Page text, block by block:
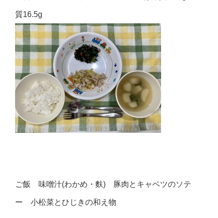
質16.5g
ご飯 味噌汁(わかめ・麩) 豚肉とキャベツのソテ
ー 小松菜とひじきの和え物